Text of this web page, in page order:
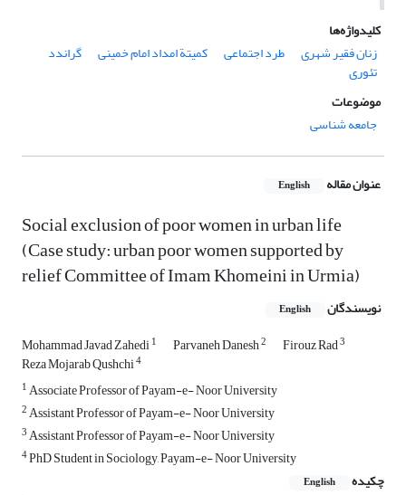
کلیدواژه‌ها
زنان فقیر شهری
طرد اجتماعی کمیتة امداد امام خمینی گراندد
تئوری
موضوعات
جامعه شناسی
عنوان مقاله English
Social exclusion of poor women in urban life
(Case study: urban poor women supported by
relief Committee of Imam Khomeini in Urmia)
نویسندگان English
Mohammad Javad Zahedi1 Parvaneh Danesh2 Firouz Rad3
Reza Mojarab Qushchi4
1Associate Professor of Payam-e- Noor University
2Assistant Professor of Payam-e- Noor University
3Assistant Professor of Payam-e- Noor University
4PhD Student in Sociology, Payam-e- Noor University
چکیده
English